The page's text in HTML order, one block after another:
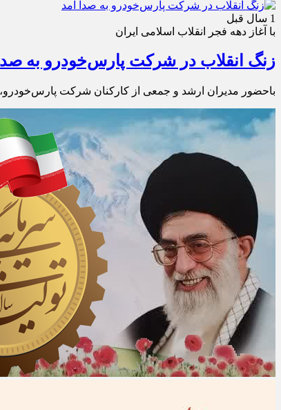
1 سال قبل
با آغاز دهه فجر انقلاب اسلامی ایران
زنگ انقلاب در شرکت پارس‌خودرو به
باحضور مدیران ارشد و جمعی از کارکنان شرکت